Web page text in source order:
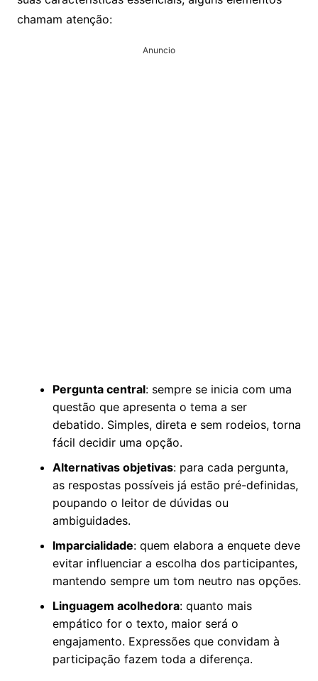
chamam atenção:
Anuncio
Pergunta central: sempre se inicia com uma
questão que apresenta o tema a ser
debatido. Simples, direta e sem rodeios, torna
fácil decidir uma opção.
Alternativas objetivas: para cada pergunta,
as respostas possíveis já estão pré-definidas,
poupando o leitor de dúvidas ou
ambiguidades.
Imparcialidade: quem elabora a enquete deve
evitar influenciar a escolha dos participantes,
mantendo sempre um tom neutro nas opções.
Linguagem acolhedora: quanto mais
empático for o texto, maior será o
engajamento. Expressões que convidam à
participação fazem toda a diferença.